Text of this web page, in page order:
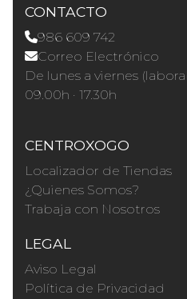
CONTACTO
986 609 742
Correo Electrónico
De lunes a viernes
09.00h · 17.30h
CENTROXOGO
Localizador de Tiendas
¿Quienes Somos?
Trabaja con Nosotros
LEGAL
Aviso Legal
Política de Privacidad